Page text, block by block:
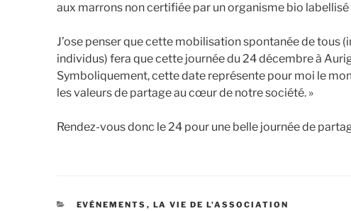
aux marrons non certifiée par un organisme bio
J’ose penser que cette mobilisation spontanée de tous
individus) fera que cette journée du 24 décembre à
Symboliquement, cette date représente pour moi le
les valeurs de partage au cœur de notre société. »
Rendez-vous donc le 24 pour une belle journée de
EVÉNEMENTS , LA VIE DE L'ASSOCIATION